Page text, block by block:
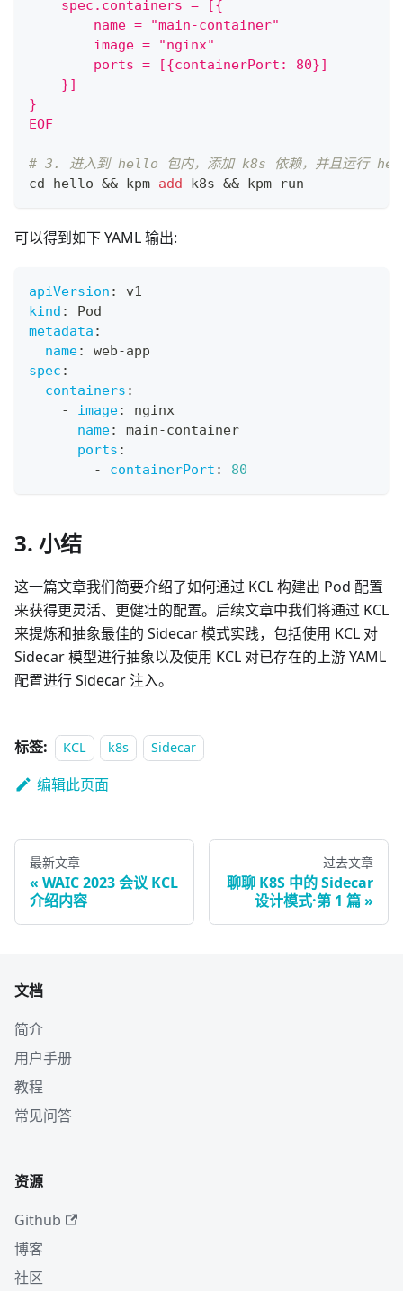
    spec.containers = [{
        name = "main-container"
        image = "nginx"
        ports = [{containerPort: 80}]
    }]
}
EOF
# 3. 进入到 hello 包内，添加 k8s 依赖，并且运行
cd hello && kpm add k8s && kpm run
可以得到如下 YAML 输出:
apiVersion :
v1
kind :
Pod
metadata :
name: web-app
spec :
containers :
-
image:
nginx
name: main-container
ports :
-
containerPort : 80
3. 小结
这一篇文章我们简要介绍了如何通过 KCL 构建出 Pod 配置
来获得更灵活、更健壮的配置。后续文章中我们将通过 KCL
来提炼和抽象最佳的 Sidecar 模式实践，包括使用 KCL 对
Sidecar 模型进行抽象以及使用 KCL 对已存在的上游 YAML
配置进行 Sidecar 注入。
标签: KCL k8s Sidecar
编辑此页面
最新文章
WAIC 2023 会议 KCL
介绍内容
过去文章
聊聊 K8S 中的 Sidecar
设计模式·第 1 篇
文档
简介
用户手册
教程
常见问答
资源
Github
博客
社区